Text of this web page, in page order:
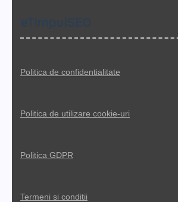
Politica de confidentialitate
Politica de utilizare cookie-uri
Politica GDPR
Termeni si conditii